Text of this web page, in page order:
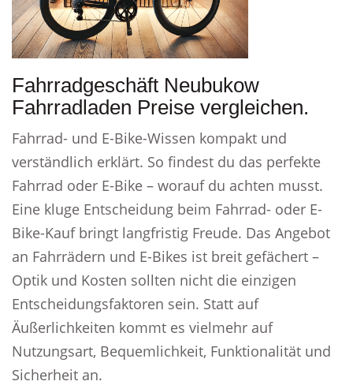
Fahrradgeschäft Neubukow
Fahrradladen Preise vergleichen.
Fahrrad- und E-Bike-Wissen kompakt und
verständlich erklärt. So findest du das perfekte
Fahrrad oder E-Bike – worauf du achten musst.
Eine kluge Entscheidung beim Fahrrad- oder E-
Bike-Kauf bringt langfristig Freude. Das Angebot
an Fahrrädern und E-Bikes ist breit gefächert –
Optik und Kosten sollten nicht die einzigen
Entscheidungsfaktoren sein. Statt auf
Äußerlichkeiten kommt es vielmehr auf
Nutzungsart, Bequemlichkeit, Funktionalität und
Sicherheit an.